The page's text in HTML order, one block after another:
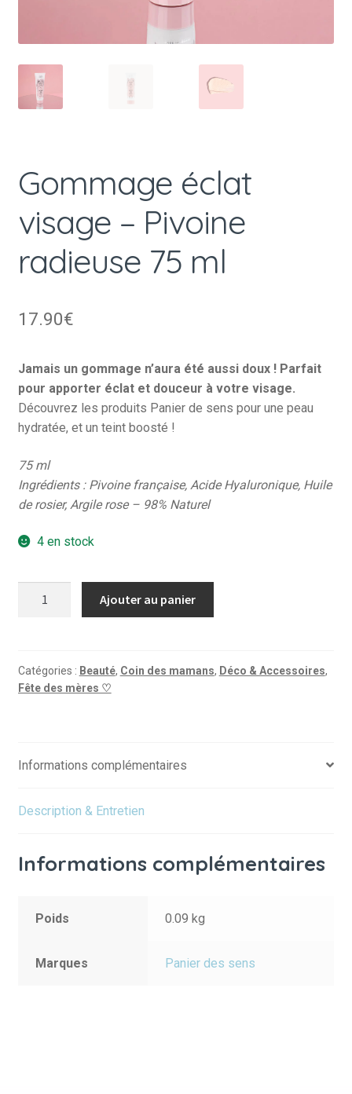
Gommage éclat
visage – Pivoine
radieuse 75 ml
17.90€
Jamais un gommage n’aura été aussi doux ! Parfait
pour apporter éclat et douceur à votre visage.
Découvrez les produits Panier de sens pour une peau
hydratée, et un teint boosté !
75 ml
Ingrédients : Pivoine française, Acide Hyaluronique, Huile
de rosier, Argile rose – 98% Naturel
4 en stock
visage
-
ml
Ajouter au panier
Catégories : Beauté, Coin des mamans, Déco & Accessoires,
Fête des mères ♡
Informations complémentaires
Description & Entretien
Informations complémentaires
Poids 0.09 kg
Marques Panier des sens